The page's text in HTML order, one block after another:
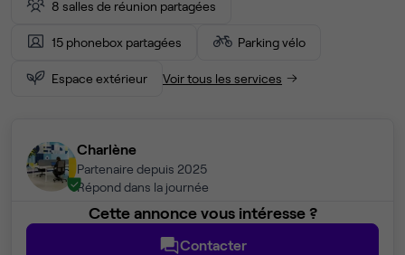
8 salles de réunion partagées
15 phonebox partagées Parking vélo
Espace extérieur Voir tous les services
Charlène
Partenaire depuis 2025
Répond dans la journée
Cette annonce vous intéresse ?
Contacter